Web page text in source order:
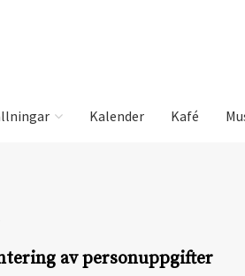
Kalender Kafé
av personuppgifter